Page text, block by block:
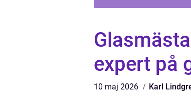
expert på
10 maj 2026 Karl